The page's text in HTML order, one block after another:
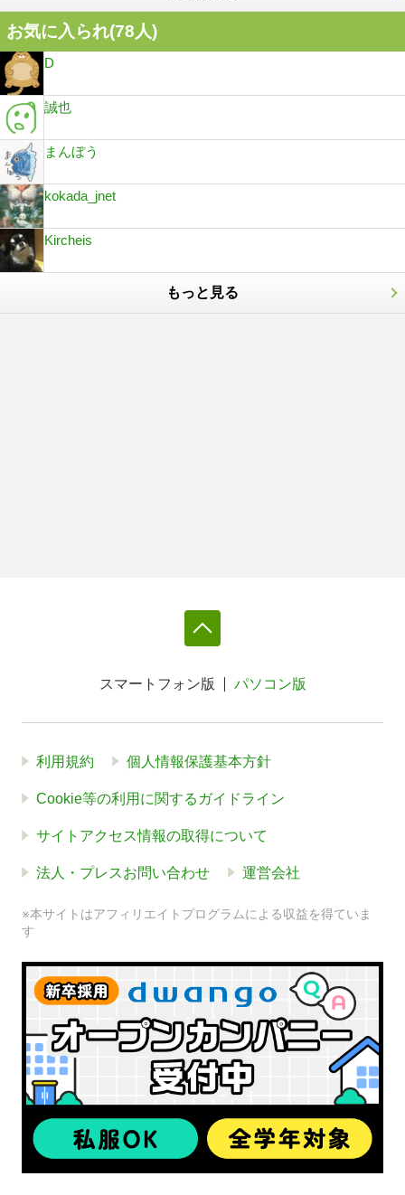
お気に入られ(78人)
D
誠也
まんぼう
kokada_jnet
Kircheis
もっと見る
スマートフォン版 パソコン版
利用規約 個人情報保護基本方針
Cookie等の利用に関するガイドライン
サイトアクセス情報の取得について
法人・プレスお問い合わせ 運営会社
※本サイトはアフィリエイトプログラムによる収益を得ていま
す